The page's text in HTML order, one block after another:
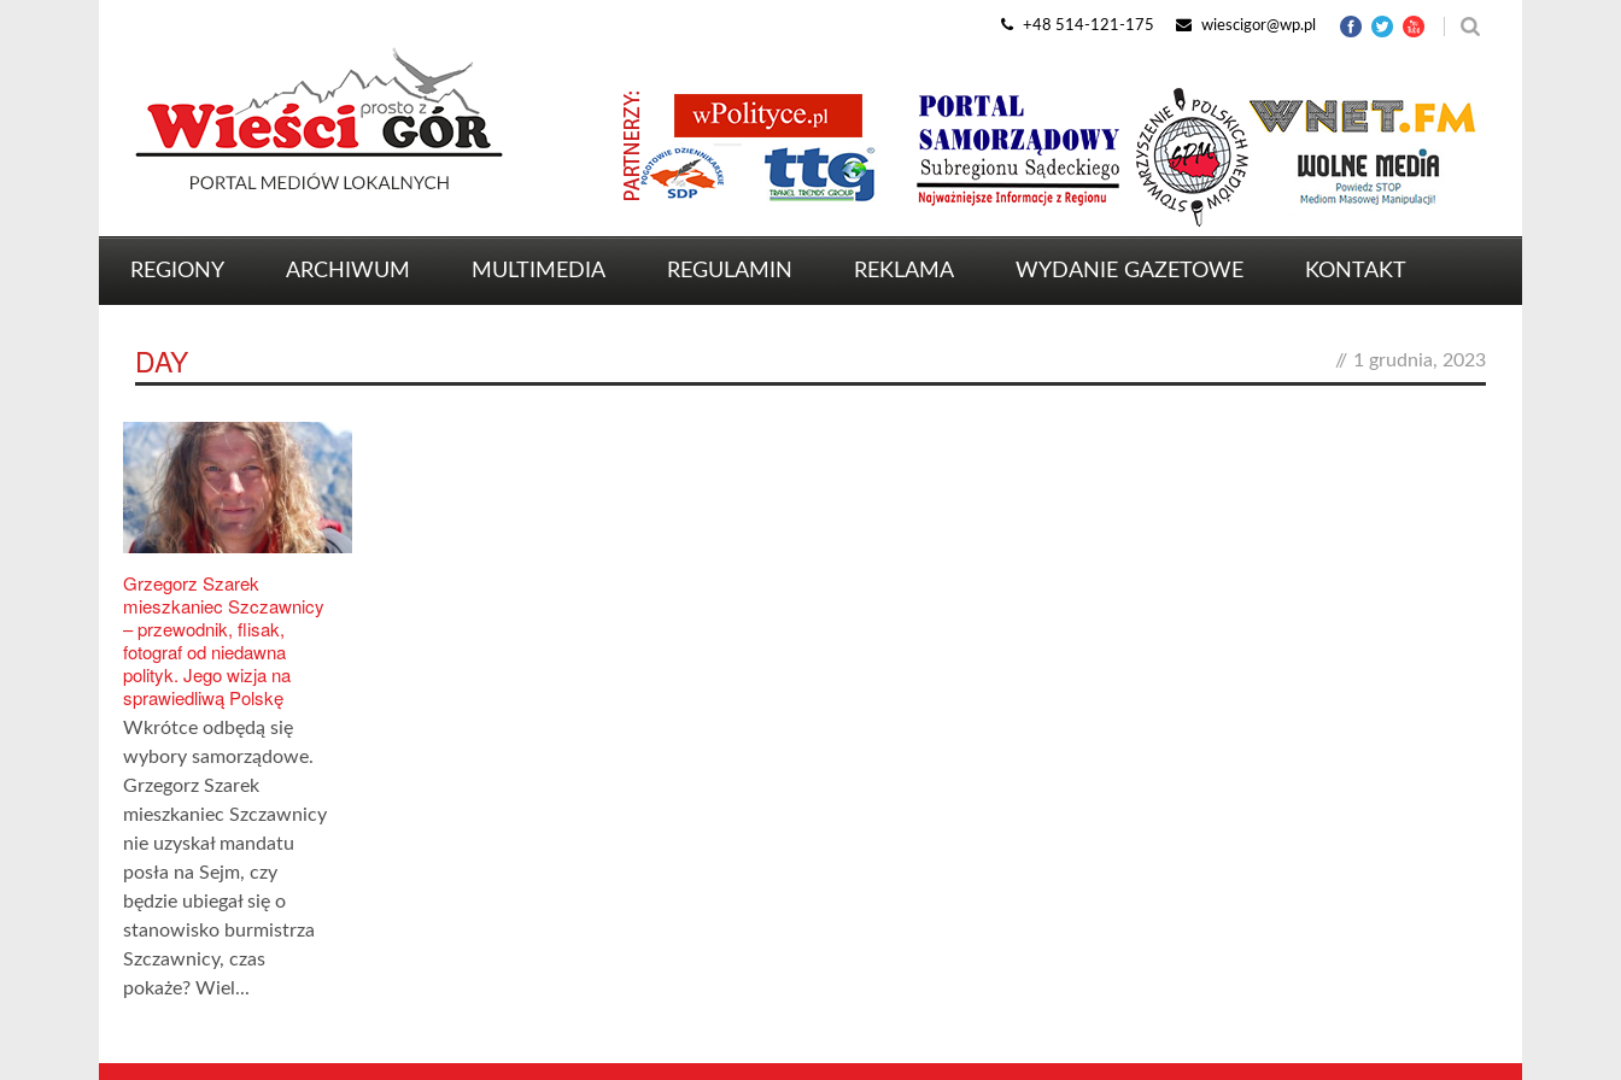
+48 514-121-175 wiescigor@wp.pl
REGIONY ARCHIWUM MULTIMEDIA REGULAMIN REKLAMA WYDANIE GAZETOWE KONTAKT
DAY // 1 grudnia, 2023
Grzegorz Szarek
mieszkaniec Szczawnicy
– przewodnik, flisak,
fotograf od niedawna
polityk. Jego wizja na
sprawiedliwą Polskę
Wkrótce odbędą się
wybory samorządowe.
Grzegorz Szarek
mieszkaniec Szczawnicy
nie uzyskał mandatu
posła na Sejm, czy
będzie ubiegał się o
stanowisko burmistrza
Szczawnicy, czas
pokaże? Wiel...